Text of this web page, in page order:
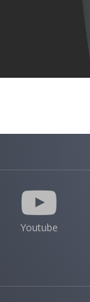
Youtube